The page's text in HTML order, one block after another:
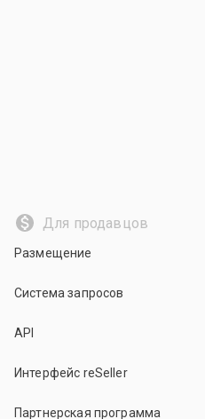
Для продавцов
Размещение
Система запросов
API
Интерфейс reSeller
Партнерская программа